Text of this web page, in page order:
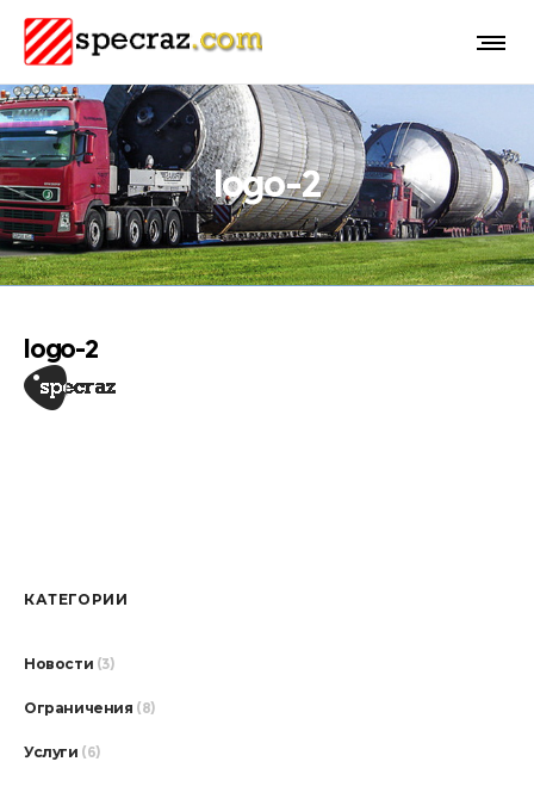
logo-2
logo-2
КАТЕГОРИИ
Новости (3)
Ограничения (8)
Услуги (6)